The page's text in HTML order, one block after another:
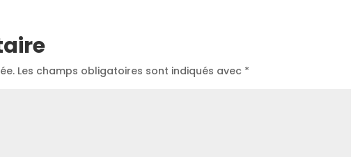
Les champs obligatoires sont indiqués avec *